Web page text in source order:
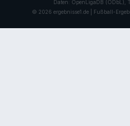
Daten: OpenLigaDB (ODbL),
© 2026 ergebnisse1.de | Fußball-